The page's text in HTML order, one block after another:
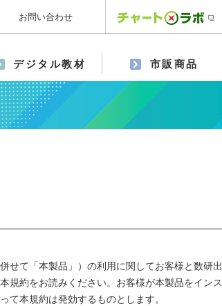
お問い合わせ
デジタル教材 市販商品
せて「本製品」）の利用に関してお客様と数研出
規約をお読みください。お客様が本製品をインス
本規約は発効するものとします。